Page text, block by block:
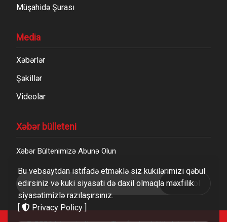
Müşahidə Şurası
Media
Xəbərlər
Şəkillər
Videolar
Xəbər bülleteni
Xəbər Bültenimizə Abunə Olun
Abunə ol
Bu vebsaytdan istifadə etməklə siz kukilərimizi qəbul
edirsiniz və kuki siyasəti də daxil olmaqla məxfilik
siyasətimizlə razılaşırsınız.
[
Privacy Policy ]